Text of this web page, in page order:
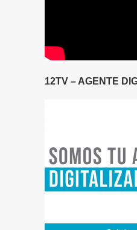
12TV – AGENTE